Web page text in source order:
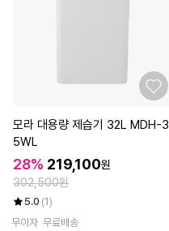
모라 대용량 제습기 32L MDH-3
5WL
28% 219,100원
302,500원
5.0 (1)
무이자 무료배송